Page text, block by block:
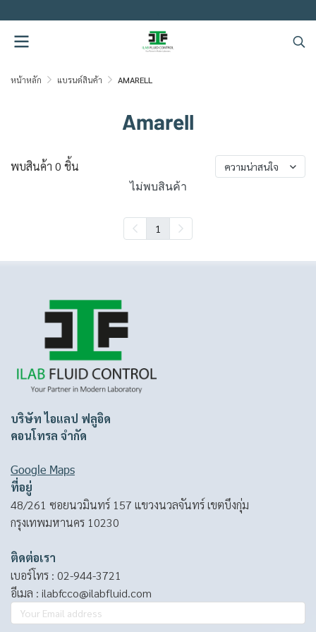
หน้าหลัก แบรนด์สินค้า AMARELL
Amarell
พบสินค้า 0 ชิ้น ความน่าสนใจ
ไม่พบสินค้า
1
บริษัท ไอแลป ฟลูอิด
คอนโทรล จำกัด
Google Maps
ที่อยู่
48/261 ซอยนวมินทร์ 157 แขวงนวลจันทร์ เขตบึงกุ่ม
กรุงเทพมหานคร 10230
ติดต่อเรา
เบอร์โทร : 02-944-3721
อีเมล : ilabfcco@ilabfluid.com